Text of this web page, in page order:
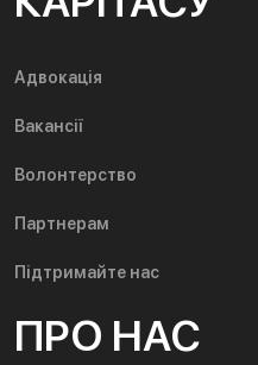
Адвокація
Вакансії
Волонтерство
Партнерам
Підтримайте нас
ПРО НАС